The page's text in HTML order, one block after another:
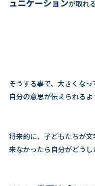
ュニケーションが取れ
そうする事で、大きくな
自分の意思が伝えられるよ
将来的に、子どもたちが
来なかったら自分がどうし